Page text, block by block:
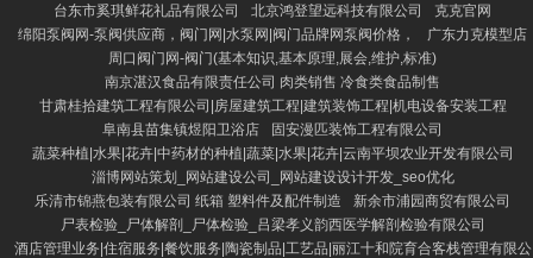
台东市奚琪鲜花礼品有限公司
北京鸿登望远科技有限公司
克克官网
绵阳泵阀网-泵阀供应商，阀门网|水泵网|阀门品牌网泵阀价格，
广东力克模型店
周口阀门网-阀门(基本知识,基本原理,展会,维护,标准)
南京湛汉食品有限责任公司 肉类销售 冷食类食品制售
甘肃桂拾建筑工程有限公司|房屋建筑工程|建筑装饰工程|机电设备安装工程
阜南县苗集镇煜阳卫浴店
固安漫匹装饰工程有限公司
蔬菜种植|水果|花卉|中药材的种植|蔬菜|水果|花卉|云南平坝农业开发有限公司
淄博网站策划_网站建设公司_网站建设设计开发_seo优化
乐清市锦燕包装有限公司 纸箱 塑料件及配件制造
新余市浦园商贸有限公司
尸表检验_尸体解剖_尸体检验_吕梁孝义韵西医学解剖检验有限公司
酒店管理业务|住宿服务|餐饮服务|陶瓷制品|工艺品|丽江十和院育合客栈管理有限公